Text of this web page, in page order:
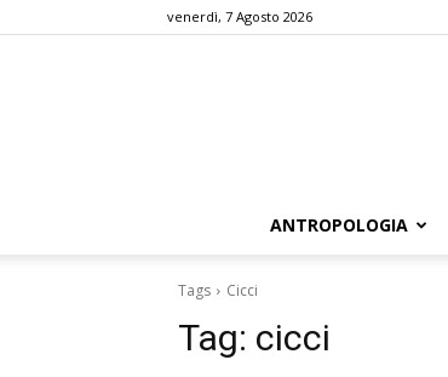
venerdì, 7 Agosto 2026
ANTROPOLOGIA
Tags Cicci
Tag: cicci